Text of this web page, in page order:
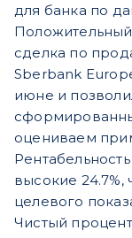
для банка по
сделка по
Sberbank
июне и
оцениваем
высокие 24.7%,
целевого
Чистый